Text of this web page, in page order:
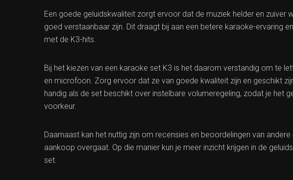
Een goede geluidskwaliteit zorgt ervoor dat de muziek helder en zuiver
goed verstaanbaar zijn. Dit draagt bij aan een betere karaoke-ervaring
met de K3-hits.
Bij het kiezen van een karaoke set K3 is het daarom verstandig om te
en microfoon. Zorg ervoor dat ze van goede kwaliteit zijn en geschikt
handig als de set beschikt over instelbare volumeregeling, zodat je het
voorkeur.
Daarnaast kan het nuttig zijn om recensies en beoordelingen van
aankoop overgaat. Op die manier kun je meer inzicht krijgen in de
set.